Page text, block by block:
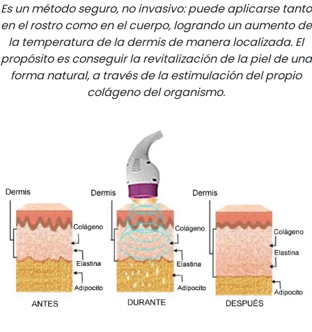
Es un método seguro, no invasivo: puede aplicarse tanto
en el rostro como en el cuerpo, logrando un aumento de
la temperatura de la dermis de manera localizada. El
propósito es conseguir la revitalización de la piel de una
forma natural, a través de la estimulación del propio
colágeno del organismo.